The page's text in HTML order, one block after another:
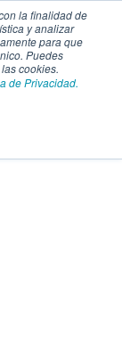
la finalidad de
y analizar
para que
Puedes
cookies.
de Privacidad.